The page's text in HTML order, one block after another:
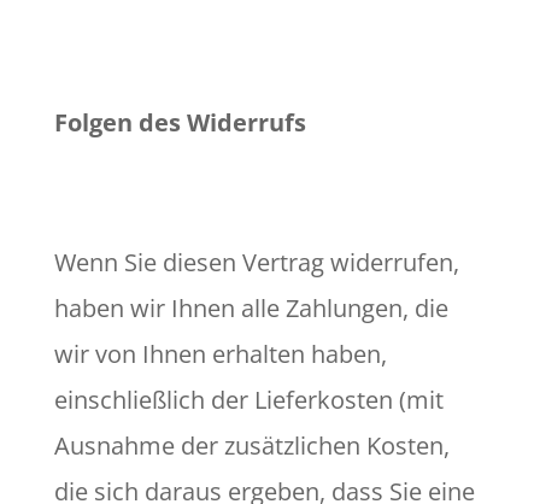
Folgen des Widerrufs
Wenn Sie diesen Vertrag widerrufen,
haben wir Ihnen alle Zahlungen, die
wir von Ihnen erhalten haben,
einschließlich der Lieferkosten (mit
Ausnahme der zusätzlichen Kosten,
die sich daraus ergeben, dass Sie eine